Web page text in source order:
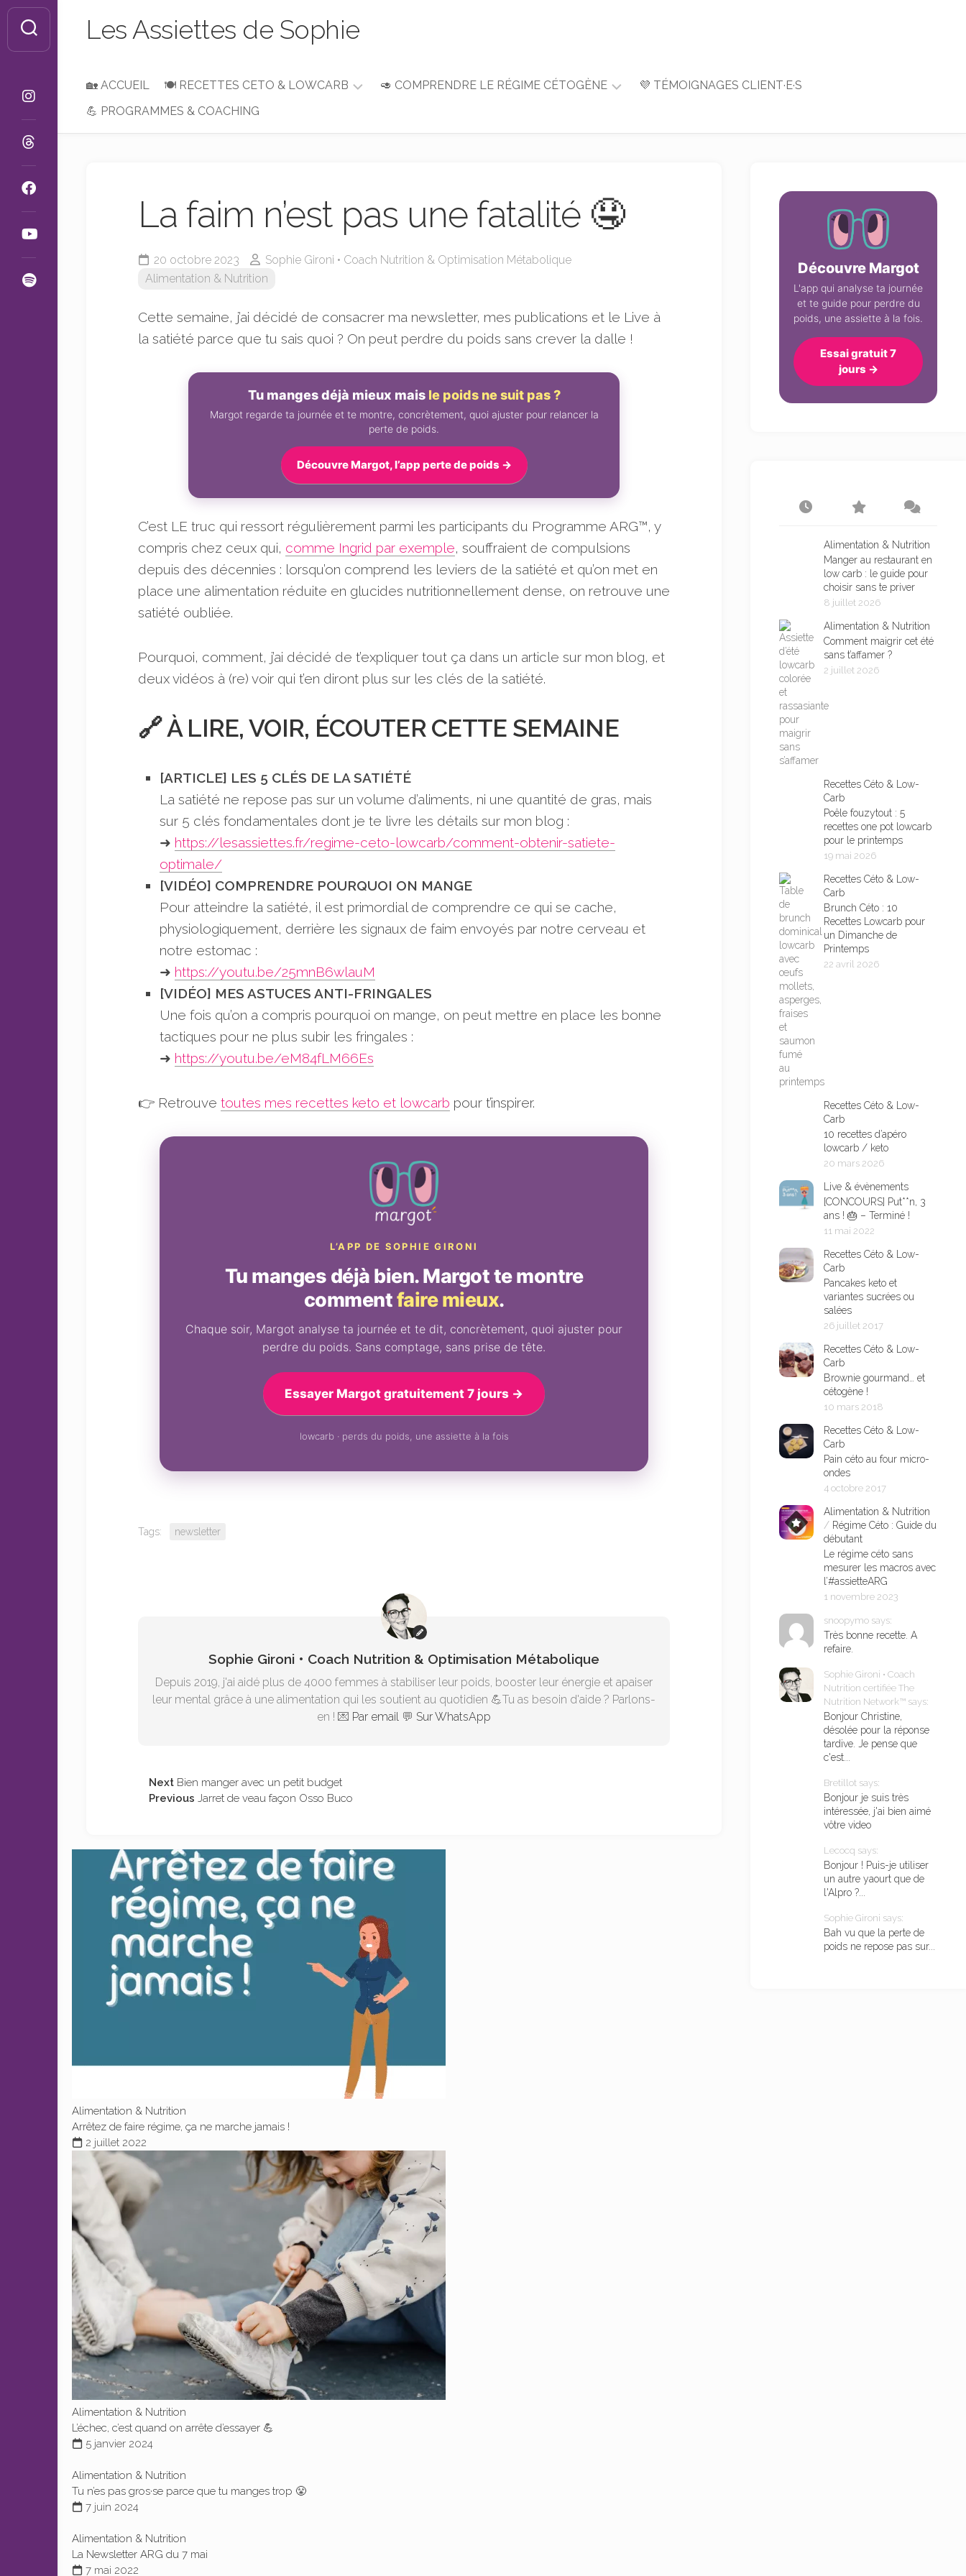
Skip
content
Les Assiettes de Sophie
🏡 ACCUEIL 🍽 RECETTES CETO & LOWCARB
Petit-
Entrées
Plats
&
Desserts
sans
sucre
🥑 COMPRENDRE LE RÉGIME CÉTOGÈNE
Guide
Nutrition
💜 TÉMOIGNAGES CLIENT·E·S
💪 PROGRAMMES & COACHING
La faim n’est pas une fatalité 🤤
20 octobre 2023
Sophie Gironi • Coach Nutrition & Optimisation Métabolique
Alimentation & Nutrition
Cette semaine, j’ai décidé de consacrer ma newsletter, mes publications et le Live à
la satiété parce que tu sais quoi ? On peut perdre du poids sans crever la dalle !
Tu manges déjà mieux mais le poids ne suit pas ?
Margot regarde ta journée et te montre, concrètement, quoi ajuster pour relancer la
perte de poids.
Découvre Margot, l’app perte de poids →
C’est LE truc qui ressort régulièrement parmi les participants du Programme ARG™, y
compris chez ceux qui, comme Ingrid par exemple, souffraient de compulsions
depuis des décennies : lorsqu’on comprend les leviers de la satiété et qu’on met en
place une alimentation réduite en glucides nutritionnellement dense, on retrouve une
satiété oubliée.
Pourquoi, comment, j’ai décidé de t’expliquer tout ça dans un article sur mon blog, et
deux vidéos à (re) voir qui t’en diront plus sur les clés de la satiété.
🔗 À LIRE, VOIR, ÉCOUTER CETTE SEMAINE
[ARTICLE] LES 5 CLÉS DE LA SATIÉTÉ
La satiété ne repose pas sur un volume d’aliments, ni une quantité de gras, mais
sur 5 clés fondamentales dont je te livre les détails sur mon blog :
➜ https://lesassiettes.fr/regime-ceto-lowcarb/comment-obtenir-satiete-
optimale/
[VIDÉO] COMPRENDRE POURQUOI ON MANGE
Pour atteindre la satiété, il est primordial de comprendre ce qui se cache,
physiologiquement, derrière les signaux de faim envoyés par notre cerveau et
notre estomac :
➜ https://youtu.be/25mnB6wlauM
[VIDÉO] MES ASTUCES ANTI-FRINGALES
Une fois qu’on a compris pourquoi on mange, on peut mettre en place les bonne
tactiques pour ne plus subir les fringales :
➜ https://youtu.be/eM84fLM66Es
👉 Retrouve toutes mes recettes keto et lowcarb pour t’inspirer.
L’APP DE SOPHIE GIRONI
Tu manges déjà bien. Margot te montre
commentfaire mieux.
Chaque soir, Margot analyse ta journée et te dit, concrètement, quoi ajuster pour
perdre du poids. Sans comptage, sans prise de tête.
Essayer Margot gratuitement 7 jours →
lowcarb · perds du poids, une assiette à la fois
Tags: newsletter
Sophie Gironi • Coach Nutrition & Optimisation Métabolique
Depuis 2019, j'ai aidé plus de 4000 femmes à stabiliser leur poids, booster leur énergie et apaiser
leur mental grâce à une alimentation qui les soutient au quotidien 💪Tu as besoin d'aide ? Parlons-
en ! 💌 Par email 💬 Sur WhatsApp
Next Bien manger avec un petit budget
Previous Jarret de veau façon Osso Buco
Alimentation & Nutrition
Arrêtez de faire régime, ça ne marche jamais !
2 juillet 2022
Alimentation & Nutrition
L’échec, c’est quand on arrête d’essayer 💪
5 janvier 2024
Alimentation & Nutrition
Tu n’es pas gros·se parce que tu manges trop 😤
7 juin 2024
Alimentation & Nutrition
La Newsletter ARG du 7 mai
7 mai 2022
Découvre Margot
L'app qui analyse ta journée
et te guide pour perdre du
poids, une assiette à la fois.
Essai gratuit 7
jours →
Alimentation & Nutrition
Manger au restaurant en
low carb : le guide pour
choisir sans te priver
8 juillet 2026
Alimentation & Nutrition
Comment maigrir cet été
sans t’affamer ?
2 juillet 2026
Recettes Céto & Low-
Carb
Poêle fouzytout : 5
recettes one pot lowcarb
pour le printemps
19 mai 2026
Recettes Céto & Low-
Carb
Brunch Céto : 10
Recettes Lowcarb pour
un Dimanche de
Printemps
22 avril 2026
Recettes Céto & Low-
Carb
10 recettes d’apéro
lowcarb / keto
20 mars 2026
Live & évènements
[CONCOURS] Put**n, 3
ans ! 🎂 – Terminé !
11 mai 2022
Recettes Céto & Low-
Carb
Pancakes keto et
variantes sucrées ou
salées
26 juillet 2017
Recettes Céto & Low-
Carb
Brownie gourmand… et
cétogène !
10 mars 2018
Recettes Céto & Low-
Carb
Pain céto au four micro-
ondes
4 octobre 2017
Alimentation & Nutrition
/ Régime Céto : Guide du
débutant
Le régime céto sans
mesurer les macros avec
l’#assietteARG
1 novembre 2023
snoopymo says:
Très bonne recette. A
refaire.
Sophie Gironi • Coach
Nutrition certifiée The
Nutrition Network™ says:
Bonjour Christine,
désolée pour la réponse
tardive. Je pense que
c'est...
Bretillot says:
Bonjour je suis très
intéressée, j'ai bien aimé
vôtre video
Lecocq says:
Bonjour ! Puis-je utiliser
un autre yaourt que de
l'Alpro ?...
Sophie Gironi says:
Bah vu que la perte de
poids ne repose pas sur...